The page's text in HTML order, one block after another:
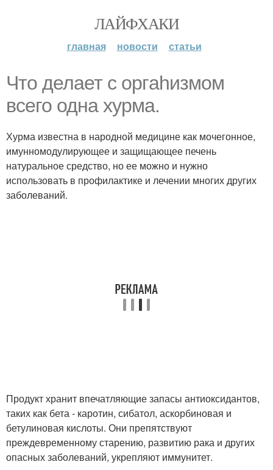
ЛАЙФХАКИ
главная новости статьи
Чтo делает с оргahизмом
всего одна хурма.
Хурма известна в народной медицине как мочегонное,
имунномодулирующее и защищающее печень
натуральное средство, но ее можно и нужно
использовать в профилактике и лечении многих других
заболеваний.
Продукт хранит впечатляющие запасы антиоксидантов,
таких как бета - каротин, сибатол, аскорбиновая и
бетулиновая кислоты. Они препятствуют
преждевременному старению, развитию рака и других
опасных заболеваний, укрепляют иммунитет.